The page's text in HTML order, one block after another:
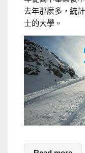
去年那麼多，統
士的大學。